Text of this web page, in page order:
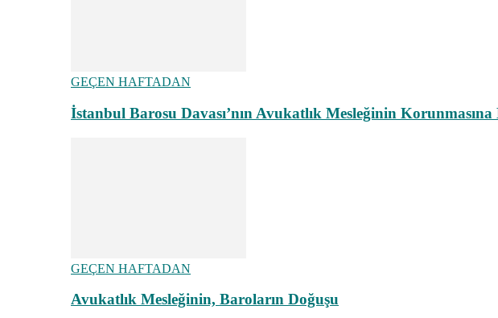
GEÇEN HAFTADAN
İstanbul Barosu Davası’nın Avukatlık Mesleğinin
GEÇEN HAFTADAN
Avukatlık Mesleğinin, Baroların Doğuşu